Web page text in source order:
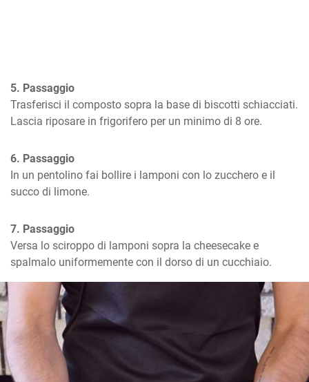
5. Passaggio
Trasferisci il composto sopra la base di biscotti schiacciati.
Lascia riposare in frigorifero per un minimo di 8 ore.
6. Passaggio
In un pentolino fai bollire i lamponi con lo zucchero e il
succo di limone.
7. Passaggio
Versa lo sciroppo di lamponi sopra la cheesecake e
spalmalo uniformemente con il dorso di un cucchiaio.